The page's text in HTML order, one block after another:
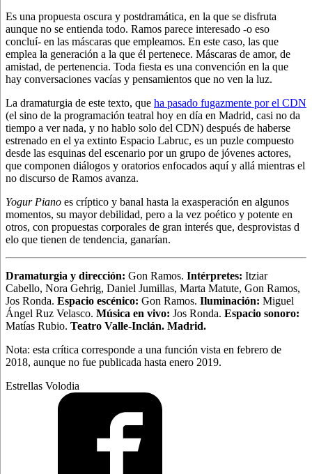
Es una propuesta oscura y postdramática, en la que se disfruta
aunque no se entienda todo. Ramos parece interesado -o eso
concluí- en las máscaras que empleamos. En este caso, las que
emplea la generación a la que él pertenece. Máscaras de amor, de
amistad, de pertenencia. Toda fiesta es una convención en la que
hay conversaciones vacías y pensamientos que no ven la luz.
La dramaturgia de este texto, que ha pasado fugazmente por el CDN
(el sino de la programación teatral hoy en día en Madrid, casi no da
tiempo a ver nada, y no hablo solo del CDN) después de haberse
estrenado en el ya extinto Espacio Labruc, es un puzle compuesto
desde las esquinas del escenario por un grupo de jóvenes actores,
que componen diálogos y oratorios enfocados aquí y allá mientras el
no discurso de Ramos avanza.
Yogur Piano es críptico y banal hasta la exasperación en algunos
momentos, su mayor debilidad, pero a la vez poético y potente en
otros, con propuestas corporales de gran interés que, desprovistas d
elo que tienen de tendencia, ganarían.
Dramaturgia y dirección: Gon Ramos. Intérpretes: Itziar
Cabello, Nora Gehrig, Daniel Jumillas, Marta Matute, Gon Ramos,
Jos Ronda. Espacio escénico: Gon Ramos. Iluminación: Miguel
Ángel Ruz Velasco. Música en vivo: Jos Ronda. Espacio sonoro:
Matías Rubio. Teatro Valle-Inclán. Madrid.
Nota: esta crítica corresponde a una función vista en febrero de
2018, aunque no fue publicada hasta enero 2019.
Estrellas Volodia